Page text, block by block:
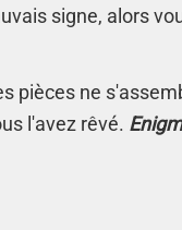
signe, alors
pièces ne
l'avez rêvé.